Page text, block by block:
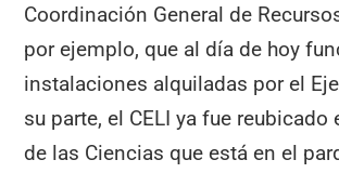
Coordinación General de
por ejemplo, que al día de hoy
instalaciones alquiladas por el
su parte, el CELI ya fue reubicado
de las Ciencias que está en el